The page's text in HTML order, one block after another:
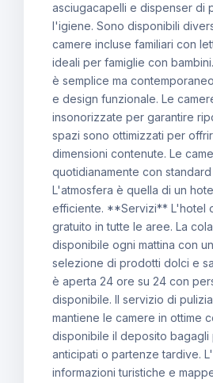
asciugacapelli e dispenser di
l'igiene. Sono disponibili
camere incluse familiari con
ideali per famiglie con
è semplice ma
e design funzionale. Le
insonorizzate per garantire
spazi sono ottimizzati per
dimensioni contenute. Le
quotidianamente con
L'atmosfera è quella di un
efficiente. **Servizi** L'hotel
gratuito in tutte le aree. La
disponibile ogni mattina con
selezione di prodotti dolci e
è aperta 24 ore su 24 con
disponibile. Il servizio di
mantiene le camere in ottime
disponibile il deposito bagagli
anticipati o partenze tardive.
informazioni turistiche e